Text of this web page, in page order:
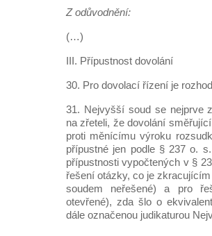
Z odůvodnění:
(…)
III. Přípustnost dovolání
30. Pro dovolací řízení je
31. Nejvyšší soud se nejprve
na zřeteli, že dovolání
proti měnícímu výroku
přípustné jen podle § 237 o.
přípustnosti vypočtených v §
řešení otázky, co je
soudem neřešené) a pro
otevřené), zda šlo o
dále označenou judikaturou